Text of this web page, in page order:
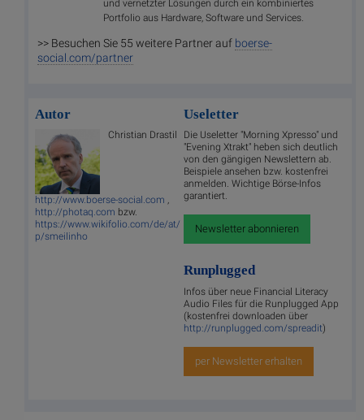
und vernetzter Lösungen durch ein kombiniertes
Portfolio aus Hardware, Software und Services.
>> Besuchen Sie 55 weitere Partner auf boerse-
social.com/partner
Autor
Christian Drastil
http://www.boerse-social.com
http://photaq.com bzw.
https://www.wikifolio.com/de/at/
p/smeilinho
Useletter
Die Useletter "Morning Xpresso" und
"Evening Xtrakt" heben sich deutlich
von den gängigen Newslettern ab.
Beispiele ansehen bzw. kostenfrei
anmelden. Wichtige Börse-Infos
garantiert.
Newsletter abonnieren
Runplugged
Infos über neue Financial Literacy
Audio Files für die Runplugged App
(kostenfrei downloaden über
http://runplugged.com/spreadit)
per Newsletter erhalten